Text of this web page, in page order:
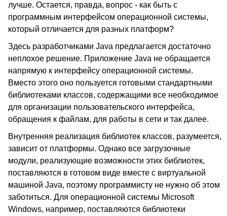
лучше. Остается, правда, вопрос - как быть с
программным интерфейсом операционной системы,
который отличается для разных платформ?
Здесь разработчиками Java предлагается достаточно
неплохое решение. Приложение Java не обращается
напрямую к интерфейсу операционной системы.
Вместо этого оно пользуется готовыми стандартными
библиотеками классов, содержащими все необходимое
для организации пользовательского интерфейса,
обращения к файлам, для работы в сети и так далее.
Внутренняя реализация библиотек классов, разумеется,
зависит от платформы. Однако все загрузочные
модули, реализующие возможности этих библиотек,
поставляются в готовом виде вместе с виртуальной
машиной Java, поэтому программисту не нужно об этом
заботиться. Для операционной системы Microsoft
Windows, например, поставляются библиотеки